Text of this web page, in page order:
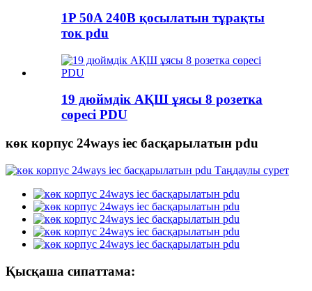
1P 50A 240В қосылатын тұрақты
ток pdu
19 дюймдік АҚШ ұясы 8 розетка
сөресі PDU
көк корпус 24ways iec басқарылатын pdu
Қысқаша сипаттама: